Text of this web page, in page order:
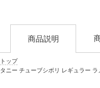
トップ
タニー チューブシボリ レギュラー ラ
商品説明